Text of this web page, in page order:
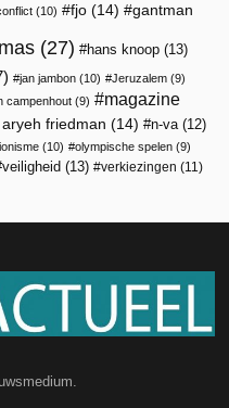
(10) fjo (14) gantman
(27) hans knoop (13)
jan jambon (10) Jeruzalem (9)
campenhout (9)
magazine
friedman (14) n-va (12)
(10) olympische spelen (9)
veiligheid (13) verkiezingen (11)